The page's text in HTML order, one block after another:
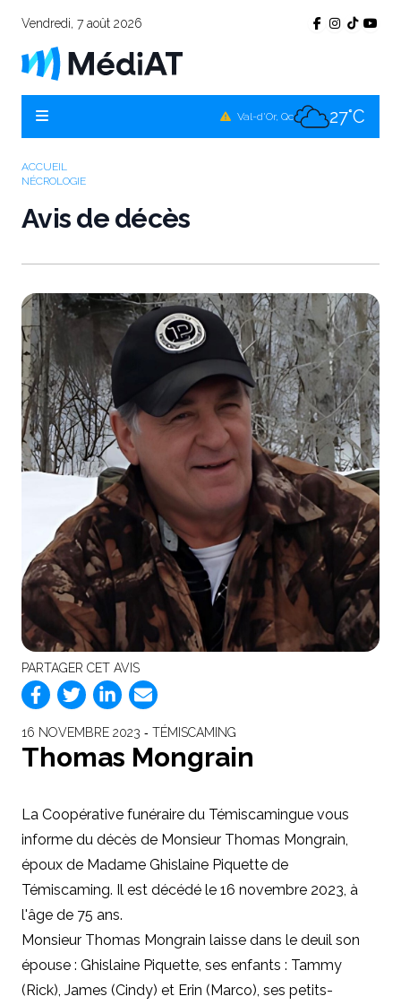
Vendredi, 7 août 2026
Val-d'Or, Qc 27°C
ACCUEIL
NÉCROLOGIE
Avis de décès
PARTAGER CET AVIS
16 NOVEMBRE 2023 ‐ TÉMISCAMING
Thomas Mongrain
La Coopérative funéraire du Témiscamingue vous
informe du décès de Monsieur Thomas Mongrain,
époux de Madame Ghislaine Piquette de
Témiscaming. Il est décédé le 16 novembre 2023, à
l'âge de 75 ans.
Monsieur Thomas Mongrain laisse dans le deuil son
épouse : Ghislaine Piquette, ses enfants : Tammy
(Rick), James (Cindy) et Erin (Marco), ses petits-